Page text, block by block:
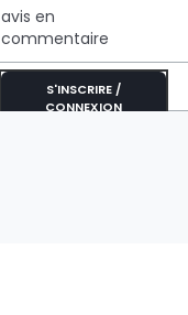
avis en
commentaire
S'INSCRIRE /
CONNEXION